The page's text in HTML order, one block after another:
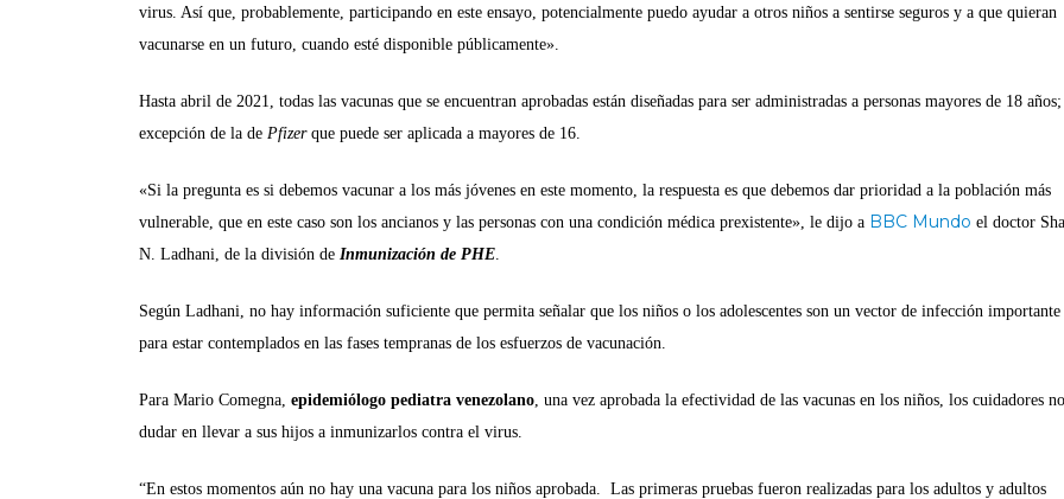
virus. Así que, probablemente, participando en este ensayo, potencialmente puedo ayudar a otros niños a sentirse seguros y a que quieran
vacunarse en un futuro, cuando esté disponible públicamente».
Hasta abril de 2021, todas las vacunas que se encuentran aprobadas están diseñadas para ser administradas a personas mayores de 18
excepción de la de Pfizer que puede ser aplicada a mayores de 16.
«Si la pregunta es si debemos vacunar a los más jóvenes en este momento, la respuesta es que debemos dar prioridad a la población más
vulnerable, que en este caso son los ancianos y las personas con una condición médica prexistente», le dijo a BBC Mundo el doctor
N. Ladhani, de la división de Inmunización de PHE
Según Ladhani, no hay información suficiente que permita señalar que los niños o los adolescentes son un vector de infección
para estar contemplados en las fases tempranas de los esfuerzos de vacunación.
Para Mario Comegna, epidemiólogo pediatra venezolano , una vez aprobada la efectividad de las vacunas en los niños, los cuidadores
dudar en llevar a sus hijos a inmunizarlos contra el virus.
“En estos momentos aún no hay una vacuna para los niños aprobada. Las primeras pruebas fueron realizadas para los adultos y adultos